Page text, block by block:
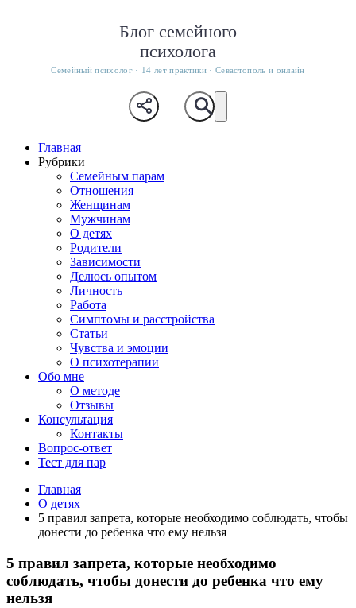
Блог семейного
психолога
Семейный психолог · 14 лет практики · Севастополь и онлайн
Главная
Рубрики
Семейным парам
Отношения
Женщинам
Мужчинам
О детях
Родители
Зависимости
Делюсь опытом
Личность
Работа
Симптомы и расстройства
Статьи
Чувства и эмоции
О психотерапии
Обо мне
О методе
Отзывы
Консультация
Контакты
Вопрос-ответ
Тест для пар
Главная
О детях
5 правил запрета, которые необходимо соблюдать, чтобы
донести до ребенка что ему нельзя
5 правил запрета, которые необходимо
соблюдать, чтобы донести до ребенка что ему
нельзя